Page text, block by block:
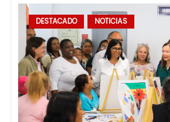
DESTACADO NOTICIAS